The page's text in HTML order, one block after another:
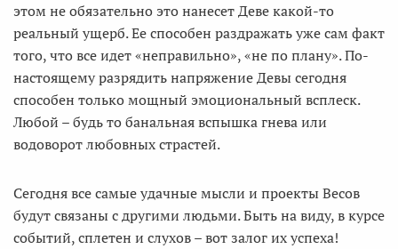
этом не обязательно это нанесет Деве какой-то
реальный ущерб. Ее способен раздражать уже сам факт
того, что все идет «неправильно», «не по плану». По-
настоящему разрядить напряжение Девы сегодня
способен только мощный эмоциональный всплеск.
Любой – будь то банальная вспышка гнева или
водоворот любовных страстей.
Сегодня все самые удачные мысли и проекты Весов
будут связаны с другими людьми. Быть на виду, в курсе
событий, сплетен и слухов – вот залог их успеха!